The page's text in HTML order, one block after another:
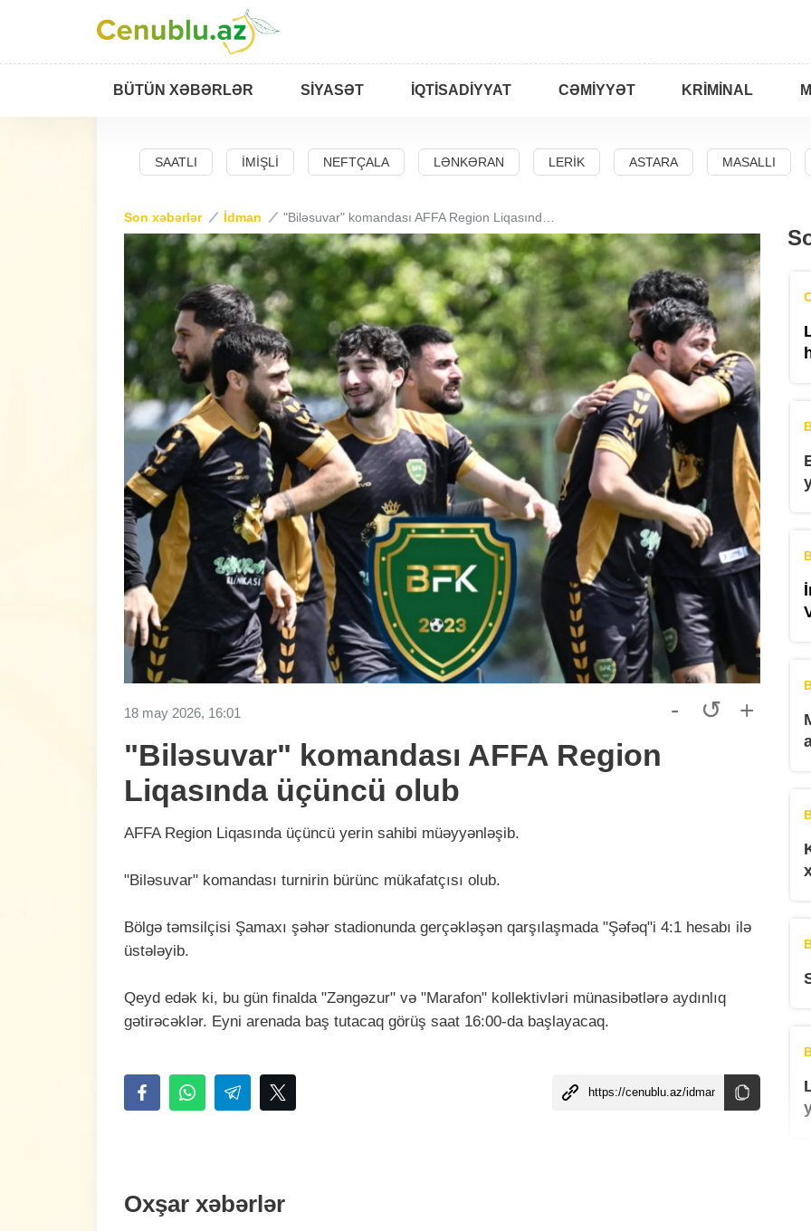
BÜTÜN XƏBƏRLƏR SIYASƏT İQTISADIYYAT CƏMIYYƏT KRIMINAL
SAATLI İMIŞLI NEFTÇALA LƏNKƏRAN LERIK ASTARA MASALLI
Son xəbərlər İdman
18 may 2026, 16:01 - ↺ +
"Biləsuvar" komandası AFFA Region
Liqasında üçüncü olub
AFFA Region Liqasında üçüncü yerin sahibi müəyyənləşib.
"Biləsuvar" komandası turnirin bürünc mükafatçısı olub.
Bölgə təmsilçisi Şamaxı şəhər stadionunda gerçəkləşən qarşılaşmada "Şəfəq"i 4:1 hesabı ilə
üstələyib.
Qeyd edək ki, bu gün finalda "Zəngəzur" və "Marafon" kollektivləri münasibətlərə aydınlıq
gətirəcəklər. Eyni arenada baş tutacaq görüş saat 16:00-da başlayacaq.
Oxşar xəbərlər